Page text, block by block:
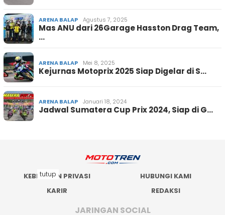
ARENA BALAP Agustus 7, 2025
Mas ANU dari 26Garage Hasston Drag Team,
…
ARENA BALAP Mei 8, 2025
Kejurnas Motoprix 2025 Siap Digelar di S…
ARENA BALAP Januari 18, 2024
Jadwal Sumatera Cup Prix 2024, Siap di G…
KEBIJAKAN PRIVASI
HUBUNGI KAMI
KARIR
REDAKSI
JARINGAN SOCIAL
tutup